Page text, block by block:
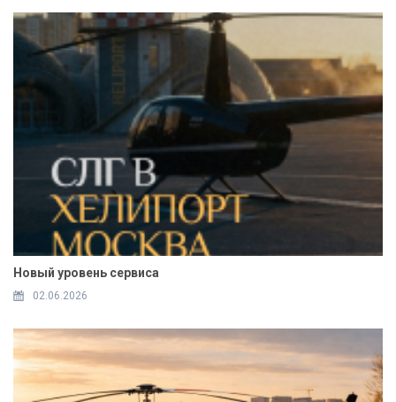
Новый уровень сервиса
02.06.2026